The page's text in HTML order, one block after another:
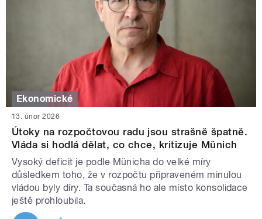
Ekonomické
13. únor 2026
Útoky na rozpočtovou radu jsou strašně špatně.
Vláda si hodlá dělat, co chce, kritizuje Münich
Vysoký deficit je podle Münicha do velké míry
důsledkem toho, že v rozpočtu připraveném minulou
vládou byly díry. Ta současná ho ale místo konsolidace
ještě prohloubila.